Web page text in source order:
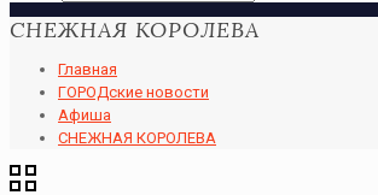
СНЕЖНАЯ КОРОЛЕВА
Главная
ГОРОДские новости
Афиша
СНЕЖНАЯ КОРОЛЕВА